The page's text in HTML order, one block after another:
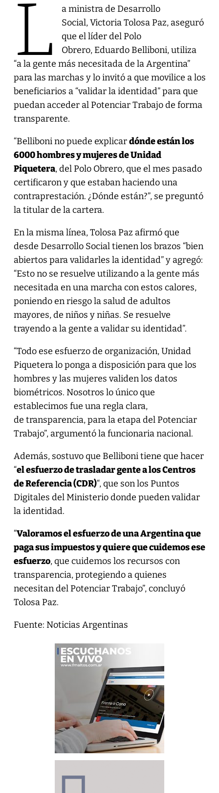
L
a ministra de Desarrollo
Social, Victoria Tolosa Paz, aseguró
que el líder del Polo
Obrero, Eduardo Belliboni, utiliza
“a la gente más necesitada de la Argentina”
para las marchas y lo invitó a que movilice a los
beneficiarios a “validar la identidad” para que
puedan acceder al Potenciar Trabajo de forma
transparente.
“Belliboni no puede explicardónde están los
6000 hombres y mujeres de Unidad
Piquetera, del Polo Obrero, que el mes pasado
certificaron y que estaban haciendo una
contraprestación. ¿Dónde están?”, se preguntó
la titular de la cartera.
En la misma línea, Tolosa Paz afirmó que
desde Desarrollo Social tienen los brazos “bien
abiertos para validarles la identidad” y agregó:
“Esto no se resuelve utilizando a la gente más
necesitada en una marcha con estos calores,
poniendo en riesgo la salud de adultos
mayores, de niños y niñas. Se resuelve
trayendo a la gente a validar su identidad”.
“Todo ese esfuerzo de organización, Unidad
Piquetera lo ponga a disposición para que los
hombres y las mujeres validen los datos
biométricos. Nosotros lo único que
establecimos fue una regla clara,
de transparencia, para la etapa del Potenciar
Trabajo”, argumentó la funcionaria nacional.
Además, sostuvo que Belliboni tiene que hacer
“el esfuerzo de trasladar gente a los Centros
de Referencia (CDR)“, que son los Puntos
Digitales del Ministerio donde pueden validar
la identidad.
“Valoramos el esfuerzo de una Argentina que
paga sus impuestos y quiere que cuidemos ese
esfuerzo, que cuidemos los recursos con
transparencia, protegiendo a quienes
necesitan del Potenciar Trabajo”, concluyó
Tolosa Paz.
Fuente: Noticias Argentinas